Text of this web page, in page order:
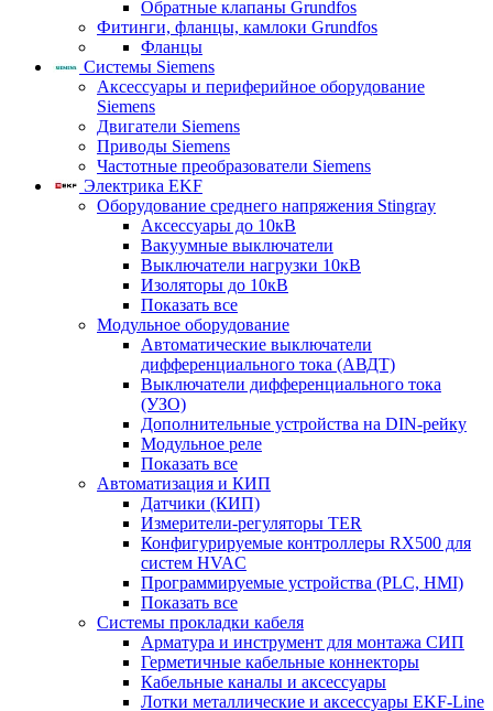
Обратные клапаны Grundfos
Фитинги, фланцы, камлоки Grundfos
Фланцы
Системы Siemens
Аксессуары и периферийное оборудование
Siemens
Двигатели Siemens
Приводы Siemens
Частотные преобразователи Siemens
Электрика EKF
Оборудование среднего напряжения Stingray
Аксессуары до 10кВ
Вакуумные выключатели
Выключатели нагрузки 10кВ
Изоляторы до 10кВ
Показать все
Модульное оборудование
Автоматические выключатели
дифференциального тока (АВДТ)
Выключатели дифференциального тока
(УЗО)
Дополнительные устройства на DIN-рейку
Модульное реле
Показать все
Автоматизация и КИП
Датчики (КИП)
Измерители-регуляторы TER
Конфигурируемые контроллеры RX500 для
систем HVAC
Программируемые устройства (PLC, HMI)
Показать все
Системы прокладки кабеля
Арматура и инструмент для монтажа СИП
Герметичные кабельные коннекторы
Кабельные каналы и аксессуары
Лотки металлические и аксессуары EKF-Line